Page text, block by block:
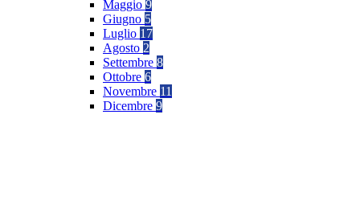
Maggio 9
Giugno 5
Luglio 17
Agosto 2
Settembre 8
Ottobre 6
Novembre 11
Dicembre 9